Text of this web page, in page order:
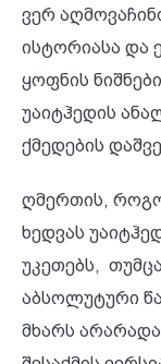
ვერ
ისტორიასა და
ყოფნის
უაიტჰედის
ქმედების
ღმერთის,
ხედვას
უკეთებს,
აბსოლუტური
მხარს